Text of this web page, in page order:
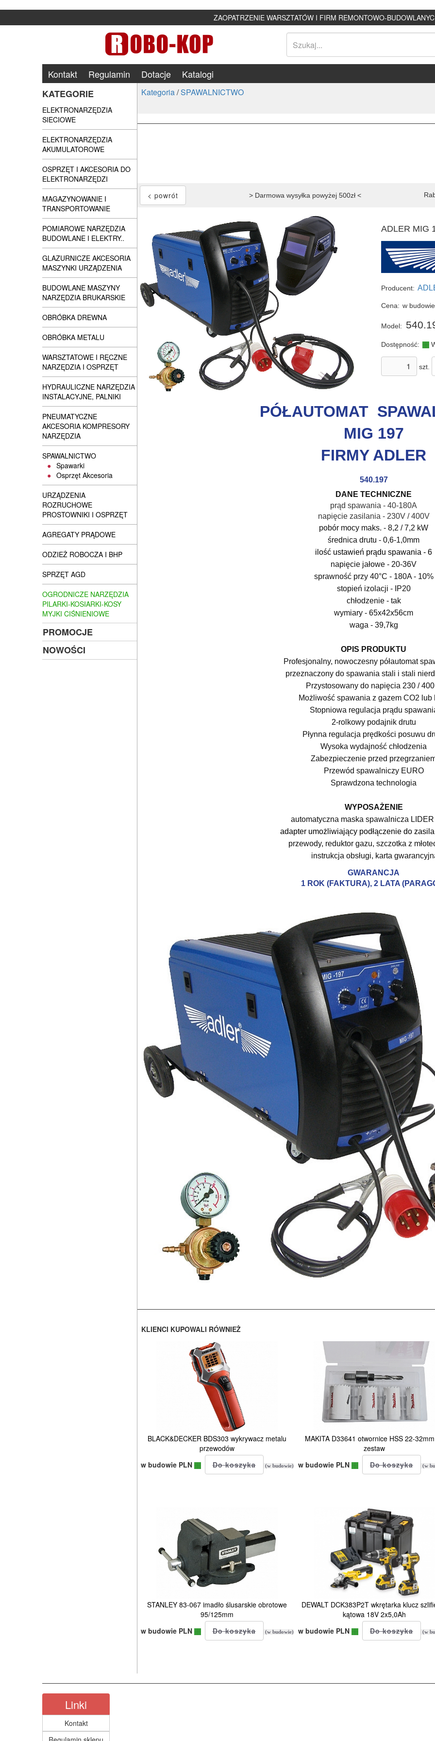
ZAOPATRZENIE WARSZTATÓW I FIRM REMONTOWO-
Kontakt Regulamin Dotacje
Katalogi
KATEGORIE
ELEKTRONARZĘDZIA
SIECIOWE
ELEKTRONARZĘDZIA
AKUMULATOROWE
OSPRZĘT I AKCESORIA DO
ELEKTRONARZĘDZI
MAGAZYNOWANIE I
TRANSPORTOWANIE
POMIAROWE NARZĘDZIA
BUDOWLANE I ELEKTRY..
GLAZURNICZE AKCESORIA
MASZYNKI URZĄDZENIA
BUDOWLANE MASZYNY
NARZĘDZIA BRUKARSKIE
OBRÓBKA DREWNA
OBRÓBKA METALU
WARSZTATOWE I RĘCZNE
NARZĘDZIA I OSPRZĘT
HYDRAULICZNE NARZĘDZIA
INSTALACYJNE, PALNIKI
PNEUMATYCZNE
AKCESORIA KOMPRESORY
NARZĘDZIA
SPAWALNICTWO
Spawarki
Osprzęt Akcesoria
URZĄDZENIA
ROZRUCHOWE
PROSTOWNIKI I OSPRZĘT
AGREGATY PRĄDOWE
ODZIEŻ ROBOCZA I BHP
SPRZĘT AGD
OGRODNICZE NARZĘDZIA
PILARKI-KOSIARKI-KOSY
MYJKI CIŚNIENIOWE
PROMOCJE
NOWOŚCI
Kategoria/SPAWALNICTWO
> Darmowa wysyłka powyżej 500zł <
ADLER MIG
Producent:
Cena: w
Model:
Dostępność:
szt.
PÓŁAUTOMAT
MIG 197
FIRMY ADLER
540.197
DANE TECHNICZNE
prąd spawania - 40-180A
napięcie zasilania - 230V / 400V
pobór mocy maks. - 8,2 / 7,2 kW
średnica drutu - 0,6-1,0mm
ilość ustawień prądu spawania - 6
napięcie jałowe - 20-36V
sprawność przy 40°C - 180A - 10%
stopień izolacji - IP20
chłodzenie - tak
wymiary - 65x42x56cm
waga - 39,7kg
OPIS PRODUKTU
Profesjonalny, nowoczesny półautomat
przeznaczony do spawania stali i stali
Przystosowany do napięcia 230 /
Możliwość spawania z gazem CO2 lub
Stopniowa regulacja prądu
2-rolkowy podajnik drutu
Płynna regulacja prędkości posuwu
Wysoka wydajność chłodzenia
Zabezpieczenie przed
Przewód spawalniczy EURO
Sprawdzona technologia
WYPOSAŻENIE
automatyczna maska spawalnicza
adapter umożliwiający podłączenie do
przewody, reduktor gazu, szczotka z
instrukcja obsługi, karta
GWARANCJA
1 ROK (FAKTURA), 2 LATA
KLIENCI KUPOWALI RÓWNIEŻ
BLACK&DECKER BDS303 wykrywacz metalu
przewodów
w budowie PLN
(w budowie)
MAKITA D33641 otwornice HSS 22-
zestaw
w budowie PLN
(w
STANLEY 83-067 imadło ślusarskie obrotowe
95/125mm
w budowie PLN
(w budowie)
DEWALT DCK383P2T wkrętarka klucz
kątowa 18V 2x5,0Ah
w budowie PLN
(w
Linki
Kontakt